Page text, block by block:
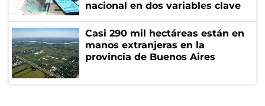
nacional en dos variables clave
Casi 290 mil hectáreas están en
manos extranjeras en la
provincia de Buenos Aires